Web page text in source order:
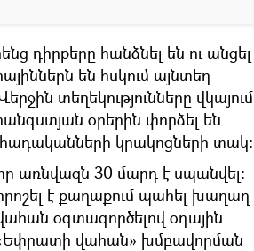
դիրքերը հանձնել են ու անցել
են հսկում այնտեղ
տեղեկությունները վկայում
օրերին փորձել են
կրակոցների տակ։
առնվազն 30 մարդ է սպանվել։
է քաղաքում պահել խաղաղ
օգտագործելով օդային
«Եփրատի վահան» խմբավորման